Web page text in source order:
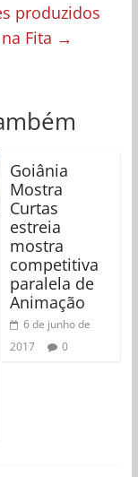
produzidos
Fita →
Goiânia
Mostra
Curtas
estreia
mostra
competitiva
paralela de
Animação
6 de junho de
2017
0